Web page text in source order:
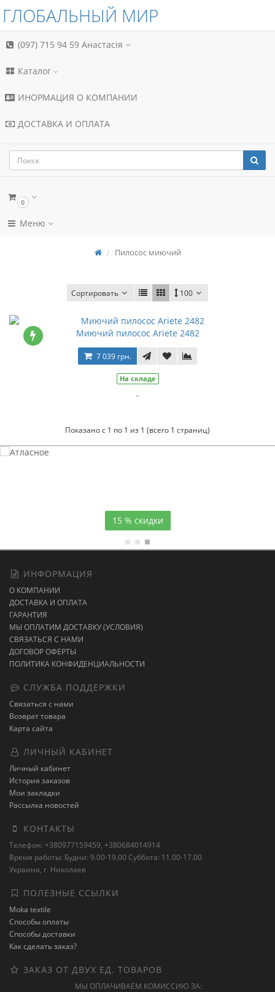
ГЛОБАЛЬНЫЙ МИР
(097) 715 94 59 Анастасія
Каталог
ИНОРМАЦИЯ О КОМПАНИИ
ДОСТАВКА И ОПЛАТА
0
Меню
Пилосос миючий
Сортировать 100
Миючий пилосос Ariete 2482
7 039 грн.
На складе
..
Показано с 1 по 1 из 1 (всего 1 страниц)
15 % скидки
ИНФОРМАЦИЯ
О КОМПАНИИ
ДОСТАВКА И ОПЛАТА
ГАРАНТИЯ
МЫ ОПЛАТИМ ДОСТАВКУ (УСЛОВИЯ)
СВЯЗАТЬСЯ С НАМИ
ДОГОВОР ОФЕРТЫ
ПОЛИТИКА КОНФИДЕНЦИАЛЬНОСТИ
СЛУЖБА ПОДДЕРЖКИ
Связаться с нами
Возврат товара
Карта сайта
ЛИЧНЫЙ КАБИНЕТ
Личный кабинет
История заказов
Мои закладки
Рассылка новостей
КОНТАКТЫ
Телефон: +380977159459, +380684014914
Время работы: Будни: 9.00-19.00 Суббота: 11.00-17.00
Украина, г. Николаев
ПОЛЕЗНЫЕ ССЫЛКИ
Moka textile
Способы оплаты
Способы доставки
Как сделать заказ?
ЗАКАЗ ОТ ДВУХ ЕД. ТОВАРОВ
МЫ ОПЛАЧИВАЕМ КОМИССИЮ ЗА: